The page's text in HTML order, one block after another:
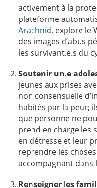
activement à la
plateforme
Arachnid, explore le
des images d’abus
les survivant.e.s du
Soutenir un.e
jeunes aux prises
non consensuelle
habités par la peur;
que personne ne
prend en charge les
en détresse et leur
reprendre les
accompagnant dans
Renseigner les